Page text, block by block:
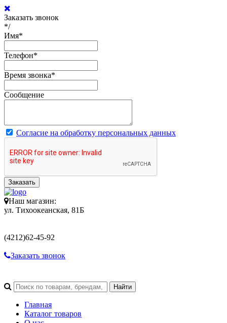
Заказать звонок
*/
Имя*
Телефон*
Время звонка*
Сообщение
Согласие на обработку персональных данных
Заказать
Наш магазин:
ул. Тихоокеанская, 81Б
(4212)62-45-92
Заказать звонок
Главная
Каталог товаров